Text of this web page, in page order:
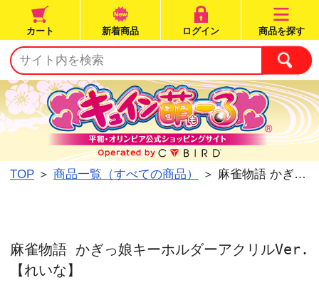
カート 新着商品 ログイン
TOP＞商品一覧（すべての商品）＞ 麻雀物語